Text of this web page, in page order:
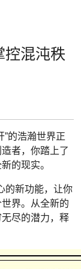
控混沌秩
”的浩瀚世界正
者，你踏上了
的现实。
的新功能，让你
界。从全新的
尽的潜力，释